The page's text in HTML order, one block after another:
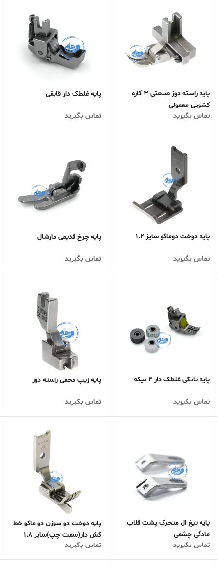
پایه راسته دوز صنعتی 3 کاره
کشویی معمولی
تماس بگیرید
پایه غلطک دار قایقی
تماس بگیرید
پایه دوخت دوماکو سایز 1.2
تماس بگیرید
پایه چرخ قدیمی مارشال
تماس بگیرید
پایه تانکی غلطک دار 4 تیکه
تماس بگیرید
پایه زیپ مخفی راسته دوز
تماس بگیرید
پایه تیغ ال متحرک پشت قلاب
مادگی چشمی
تماس بگیرید
پایه دوخت دو سوزن دو ماکو خط
کش دار(سمت چپ)سایز 1.8
تماس بگیرید